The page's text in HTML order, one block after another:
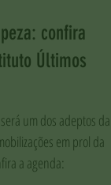
confira
Últimos
um dos adeptos da